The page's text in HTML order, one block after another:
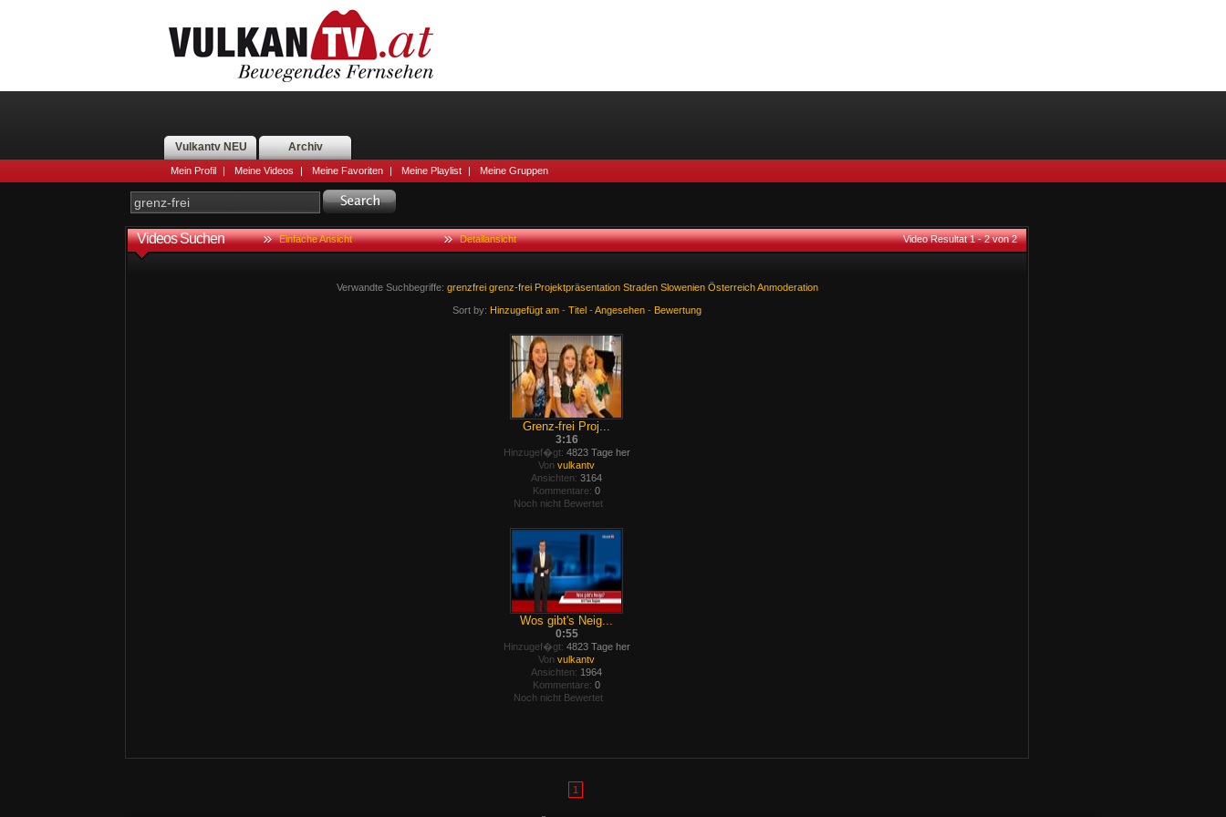
Vulkantv NEU Archiv
Mein Profil | Meine Videos | Meine Favoriten | Meine Playlist | Meine Gruppen
Videos Suchen Einfache Ansicht Detailansicht Video Resultat 1 - 2 von 2
Verwandte Suchbegriffe: grenzfrei grenz-frei Projektpräsentation Straden Slowenien Österreich Anmoderation
Sort by: Hinzugefügt am - Titel - Angesehen - Bewertung
Grenz-frei Proj...
3:16
Hinzugef�gt: 4823 Tage her
Von vulkantv
Ansichten: 3164
Kommentare: 0
Noch nicht Bewertet
Wos gibt's Neig...
0:55
Hinzugef�gt: 4823 Tage her
Von vulkantv
Ansichten: 1964
Kommentare: 0
Noch nicht Bewertet
1